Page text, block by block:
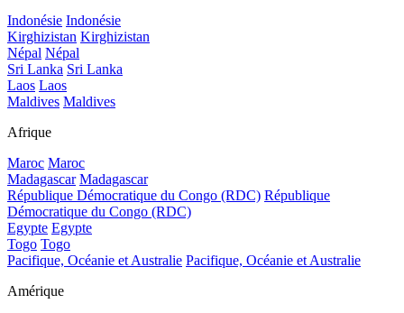
Indonésie Indonésie
Kirghizistan Kirghizistan
Népal Népal
Sri Lanka Sri Lanka
Laos Laos
Maldives Maldives
Afrique
Maroc Maroc
Madagascar Madagascar
République Démocratique du Congo (RDC) République
Démocratique du Congo (RDC)
Egypte Egypte
Togo Togo
Pacifique, Océanie et Australie Pacifique, Océanie et Australie
Amérique